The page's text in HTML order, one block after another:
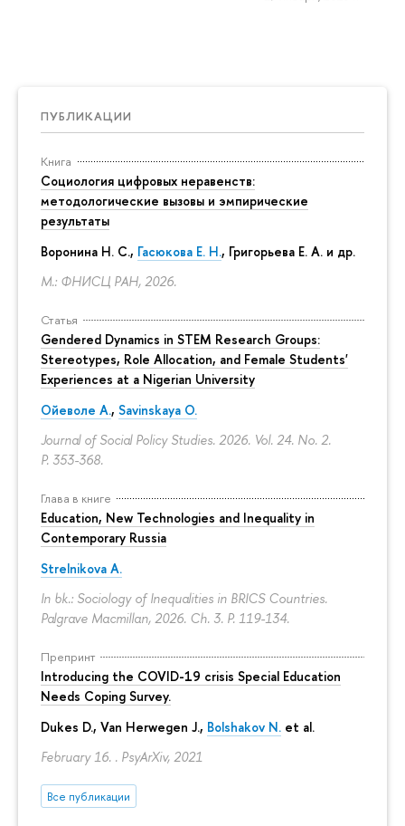
ПУБЛИКАЦИИ
Книга
Социология цифровых неравенств:
методологические вызовы и эмпирические
результаты
Воронина Н. С., Гасюкова Е. Н., Григорьева Е. А. и др.
М.: ФНИСЦ РАН, 2026.
Статья
Gendered Dynamics in STEM Research Groups:
Stereotypes, Role Allocation, and Female Students'
Experiences at a Nigerian University
Ойеволе А., Savinskaya O.
Journal of Social Policy Studies. 2026. Vol. 24. No. 2.
P. 353-368.
Глава в книге
Education, New Technologies and Inequality in
Contemporary Russia
Strelnikova A.
In bk.: Sociology of Inequalities in BRICS Countries.
Palgrave Macmillan, 2026. Ch. 3. P. 119-134.
Препринт
Introducing the COVID-19 crisis Special Education
Needs Coping Survey.
Dukes D., Van Herwegen J., Bolshakov N. et al.
February 16. . PsyArXiv, 2021
Все публикации